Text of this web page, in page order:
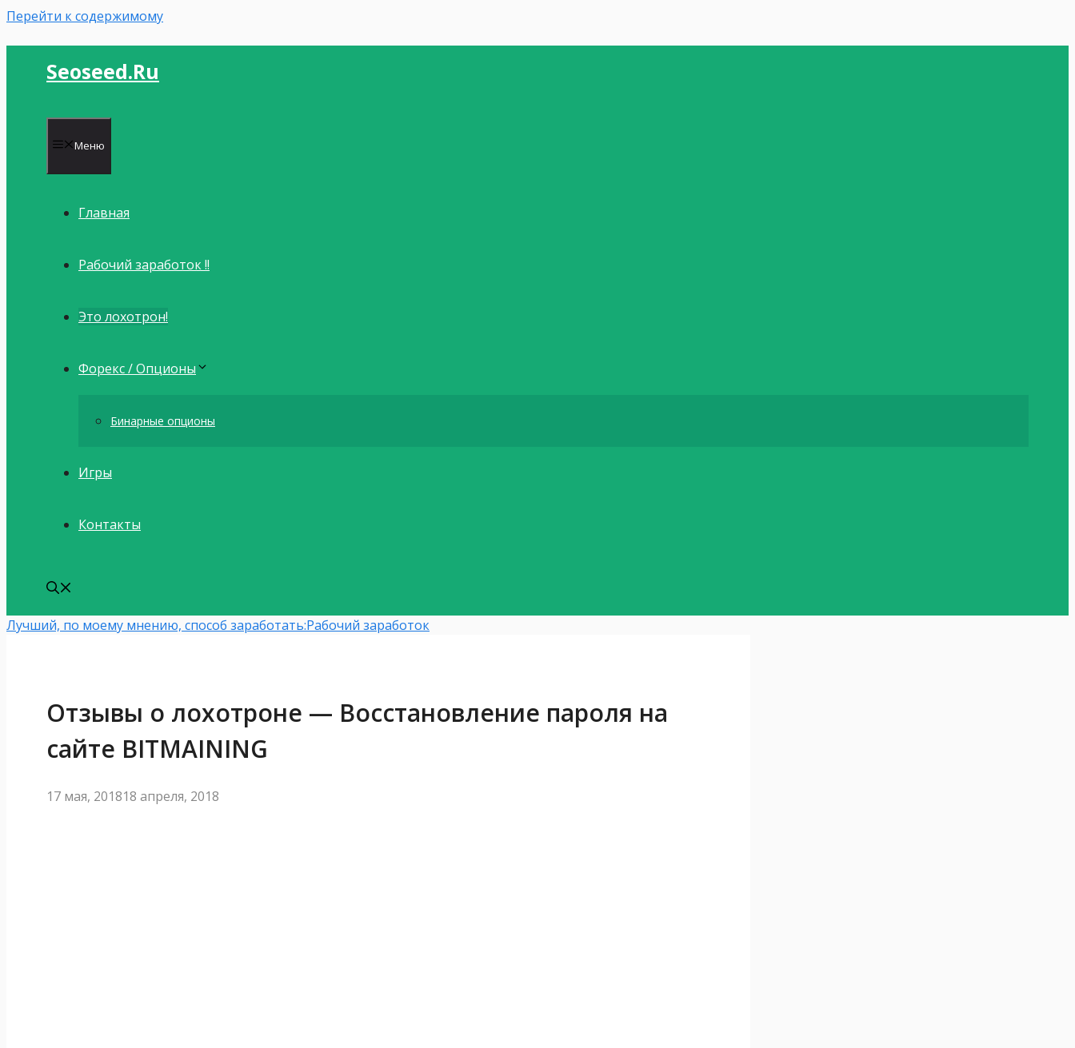
Перейти к содержимому
Seoseed.ru
Меню
Главная
Рабочий заработок !!
Это лохотрон!
Форекс / Опционы
Бинарные опционы
Игры
Контакты
Лучший, по моему мнению, способ заработать:Рабочий заработок
Отзывы о лохотроне — Восстановление пароля на
сайте BITMAINING
17 мая, 201818 апреля, 2018